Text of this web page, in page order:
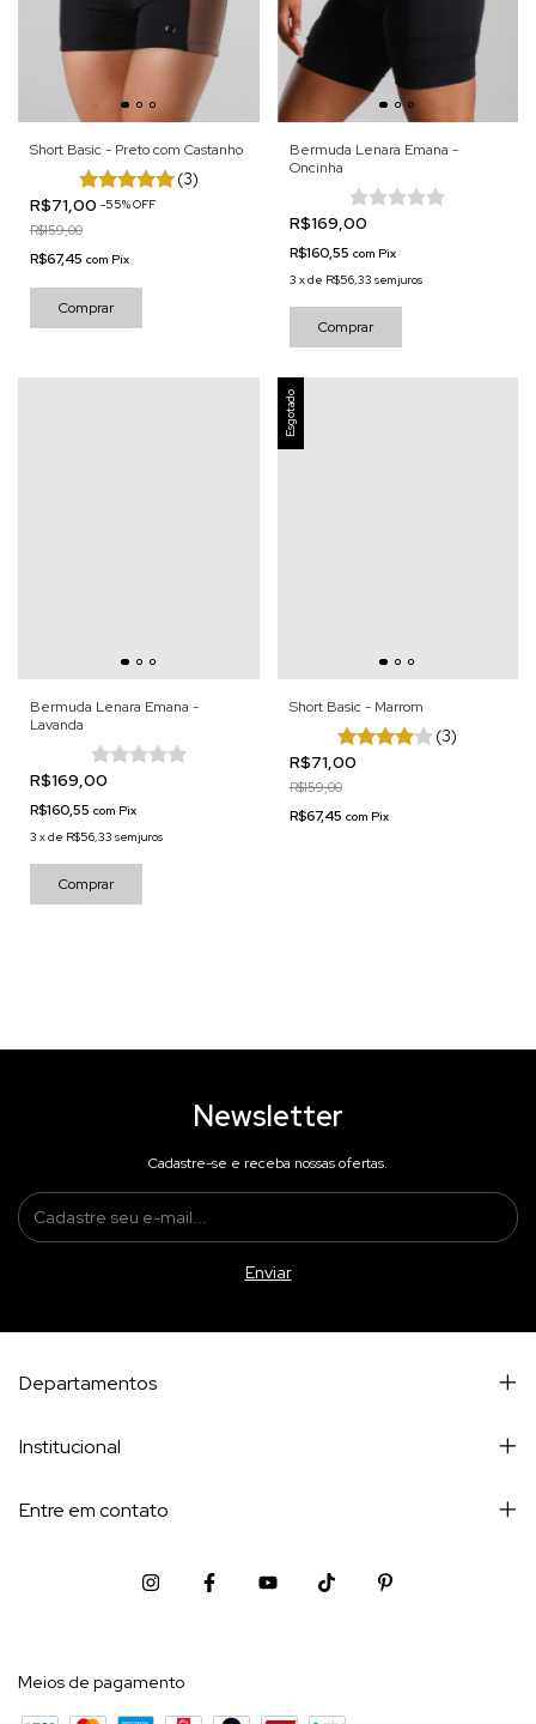
Short Basic - Preto com Castanho
(3)
R$71,00 -55%OFF
R$159,00
R$67,45 com Pix
Comprar
Bermuda Lenara Emana -
Oncinha
R$169,00
R$160,55 com Pix
3 xde R$56,33 sem juros
Comprar
Bermuda Lenara Emana -
Lavanda
R$169,00
R$160,55 com Pix
3 xde R$56,33 sem juros
Comprar
Esgotado
Short Basic - Marrom
(3)
R$71,00
R$159,00
R$67,45 com Pix
Newsletter
Cadastre-se e receba nossas ofertas.
Departamentos
Institucional
Entre em contato
Meios de pagamento